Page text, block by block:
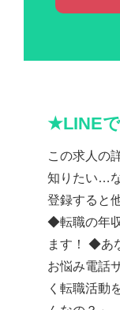
★LINE
この求人の
知りたい…
登録すると
◆転職の年
ます！ ◆あ
お悩み電話
く転職活動